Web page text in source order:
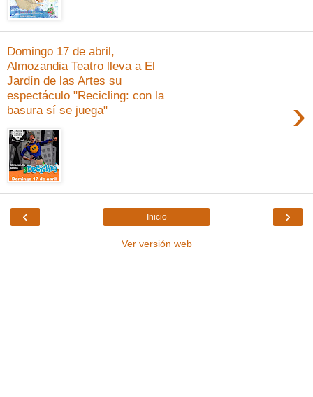
Domingo 17 de abril,
Almozandia Teatro lleva a El
Jardín de las Artes su
espectáculo "Recicling: con la
basura sí se juega"
›
‹ ›
Inicio
Ver versión web